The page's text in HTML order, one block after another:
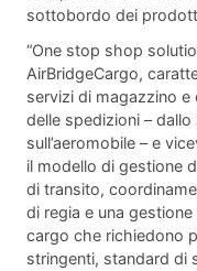
sottobordo dei
“One stop shop
AirBridgeCargo,
servizi di magazzino
delle spedizioni –
sull’aeromobile – e
il modello di gestione
di transito,
di regia e una
cargo che richiedono
stringenti, standard di